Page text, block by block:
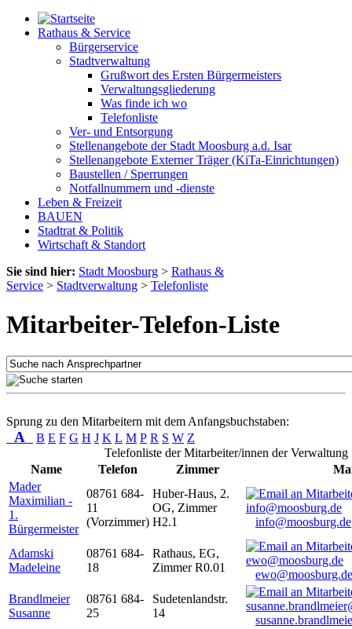
Rathaus & Service
Bürgerservice
Stadtverwaltung
Grußwort des Ersten Bürgermeisters
Verwaltungsgliederung
Was finde ich wo
Telefonliste
Ver- und Entsorgung
Stellenangebote der Stadt Moosburg a.d. Isar
Stellenangebote Externer Träger (KiTa-Einrichtungen)
Baustellen / Sperrungen
Notfallnummern und -dienste
Leben & Freizeit
BAUEN
Stadtrat & Politik
Wirtschaft & Standort
Sie sind hier: Stadt Moosburg > Rathaus &
Service > Stadtverwaltung > Telefonliste
Mitarbeiter-Telefon-Liste
Sprung zu den Mitarbeitern mit dem Anfangsbuchstaben:
A B E F G H J K L M P R S W Z
Telefonliste der Mitarbeiter/innen der Verwaltung
Name
Telefon Zimmer
Mader
Maximilian -
1.
Bürgermeister
08761 684-
11
(Vorzimmer)
Huber-Haus, 2.
OG, Zimmer
H2.1
info@moosburg.de
Adamski
Madeleine
08761 684-
18
Rathaus, EG,
Zimmer R0.01
ewo@moosburg.de
Brandlmeier
Susanne
08761 684-
25
Sudetenlandstr.
14